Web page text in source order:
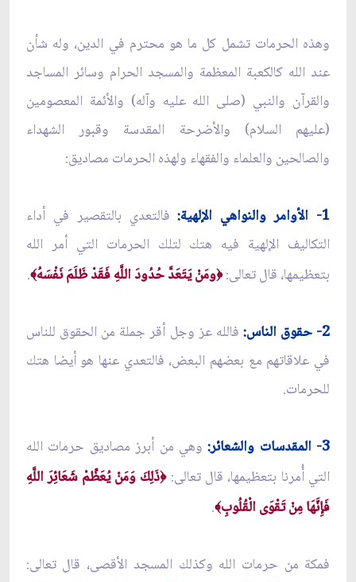
وهذه الحرمات تشمل كل ما هو محترم في الدين، وله شأن
عند الله كالكعبة المعظمة والمسجد الحرام وسائر المساجد
والقرآن والنبي (صلى الله عليه وآله) والأئمة المعصومين
(عليهم السلام) والأضرحة المقدسة وقبور الشهداء
والصالحين والعلماء والفقهاء ولهذه الحرمات مصاديق:
1- الأوامر والنواهي الإلهية:
فالتعدي بالتقصير في أداء
التكاليف الإلهية فيه هتك لتلك الحرمات التي أمر الله
بتعظيمها، قال تعالى:﴿ومَنْ يَتَعَدَّ حُدُودَ اللَّهِ فَقَدْ ظَلَمَ نَفْسَهُ﴾.
2- حقوق الناس:
فالله عز وجل أقر جملة من الحقوق للناس
في علاقاتهم مع بعضهم البعض، فالتعدي عنها هو أيضا هتك
للحرمات.
3- المقدسات والشعائر:
وهي من أبرز مصاديق حرمات الله
التي أُمرنا بتعظيمها، قال تعالى: ﴿ذَلِكَ وَمَنْ يُعَظِّمْ شَعَائِرَ اللَّهِ
فَإِنَّهَا مِنْ تَقْوَى الْقُلُوبِ﴾.
فمكة من حرمات الله وكذلك المسجد الأقصى، قال تعالى: